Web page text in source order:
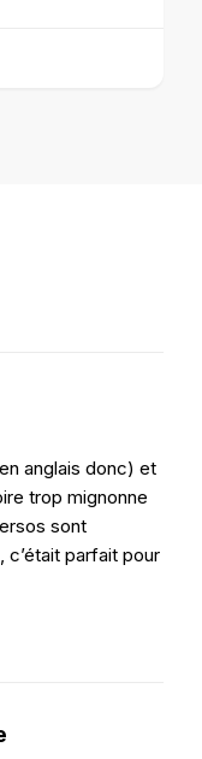
anglais donc) et
trop mignonne
sont
parfait pour